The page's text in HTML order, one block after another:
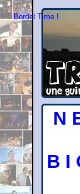
Bordel Time !
N
B I